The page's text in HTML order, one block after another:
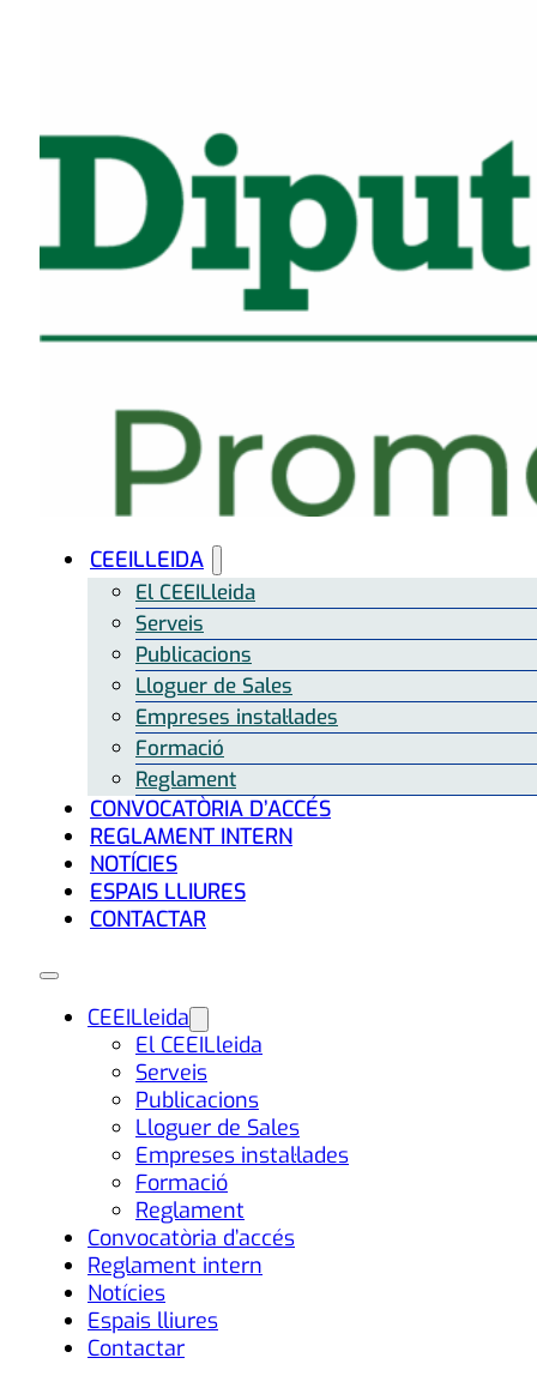
CEEILLEIDA
El CEEILleida
Serveis
Publicacions
Lloguer de Sales
Empreses instal·lades
Formació
Reglament
CONVOCATÒRIA D’ACCÉS
REGLAMENT INTERN
NOTÍCIES
ESPAIS LLIURES
CONTACTAR
CEEILleida
El CEEILleida
Serveis
Publicacions
Lloguer de Sales
Empreses instal·lades
Formació
Reglament
Convocatòria d’accés
Reglament intern
Notícies
Espais lliures
Contactar